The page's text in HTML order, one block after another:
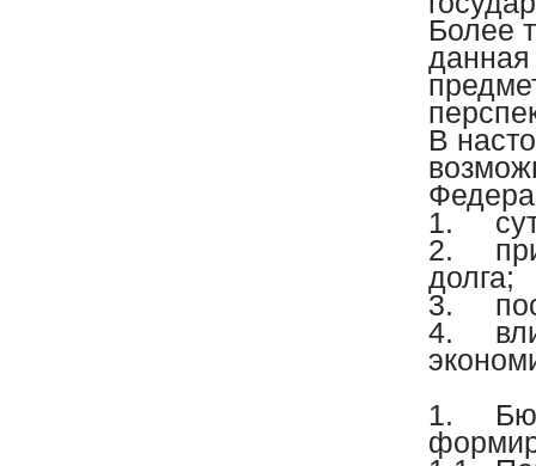
Более
В
1.
2.
долга;
3.
4.
1.